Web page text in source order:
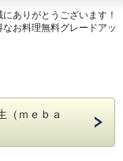
分利用無料：通
ことが出来る贅沢
家「六星」さんが
減農薬栽培米「六
たてでご用意して
てご用意いたしま
温泉出汁仕立
石川産こしひか
、急遽お献立が変
ありがとうございます！
お料理無料グレードアッ
ランですので、この機会
がこだわりを持って厳選、
みなく使用した
す♪
（ｍｅｂａ